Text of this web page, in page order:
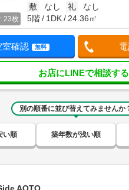
23枚
敷
なし 礼
なし
5階
1DK 24.36㎡
室確認 無料
お店にLINEで相談する
別の順番に並び替えてみませんか
い順 築年数が浅い順